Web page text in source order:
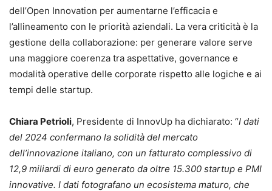
dell’Open Innovation per aumentarne l’efficacia e
l’allineamento con le priorità aziendali. La vera criticità è la
gestione della collaborazione: per generare valore serve
una maggiore coerenza tra aspettative, governance e
modalità operative delle corporate rispetto alle logiche e ai
tempi delle startup.
Chiara Petrioli, Presidente di InnovUp ha dichiarato: “I dati
del 2024 confermano la solidità del mercato
dell’innovazione italiano, con un fatturato complessivo di
12,9 miliardi di euro generato da oltre 15.300 startup e PMI
innovative. I dati fotografano un ecosistema maturo, che